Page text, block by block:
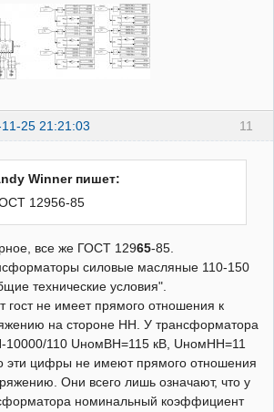
11
25 21:21:03
Winner пишет:
12956-85
все же ГОСТ 12965-85.
силовые масляные 110-150
технические условия".
гост не имеет прямого отношения к
на стороне НН. У трансформатора
110 UномВН=115 кВ, UномНН=11
эти цифры не имеют прямого отношения
Они всего лишь означают, что у
номинальный коэффициент